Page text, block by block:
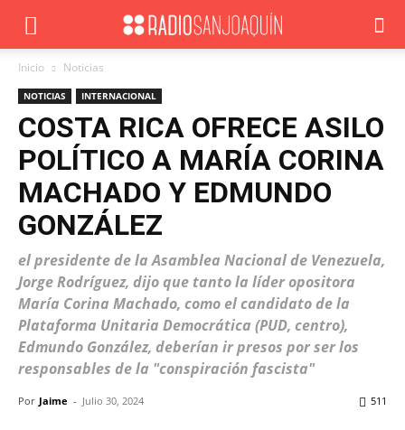
Inicio Noticias
NOTICIAS INTERNACIONAL
COSTA RICA OFRECE ASILO
POLÍTICO A MARÍA CORINA
MACHADO Y EDMUNDO
GONZÁLEZ
el presidente de la Asamblea Nacional de Venezuela,
Jorge Rodríguez, dijo que tanto la líder opositora
María Corina Machado, como el candidato de la
Plataforma Unitaria Democrática (PUD, centro),
Edmundo González, deberían ir presos por ser los
responsables de la "conspiración fascista"
Por Jaime - Julio 30, 2024 511